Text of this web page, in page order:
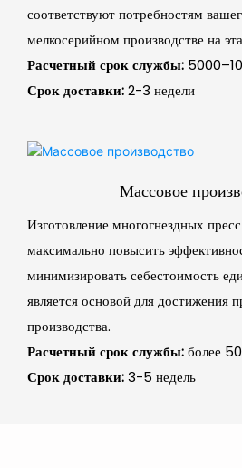
соответствуют потребностям
мелкосерийном производстве на
Расчетный срок службы:
Срок доставки:2-3 недели
Массовое
Изготовление многогнездных
максимально повысить
минимизировать себестоимость
является основой для достижения
производства.
Расчетный срок службы:более
Срок доставки:3-5 недель